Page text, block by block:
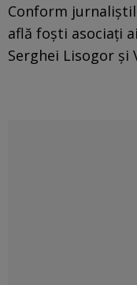
Conform
află foști asociați
Serghei Lisogor și